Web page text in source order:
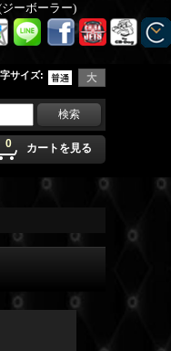
ーボーラー)
サイズ:
0 カートを見る